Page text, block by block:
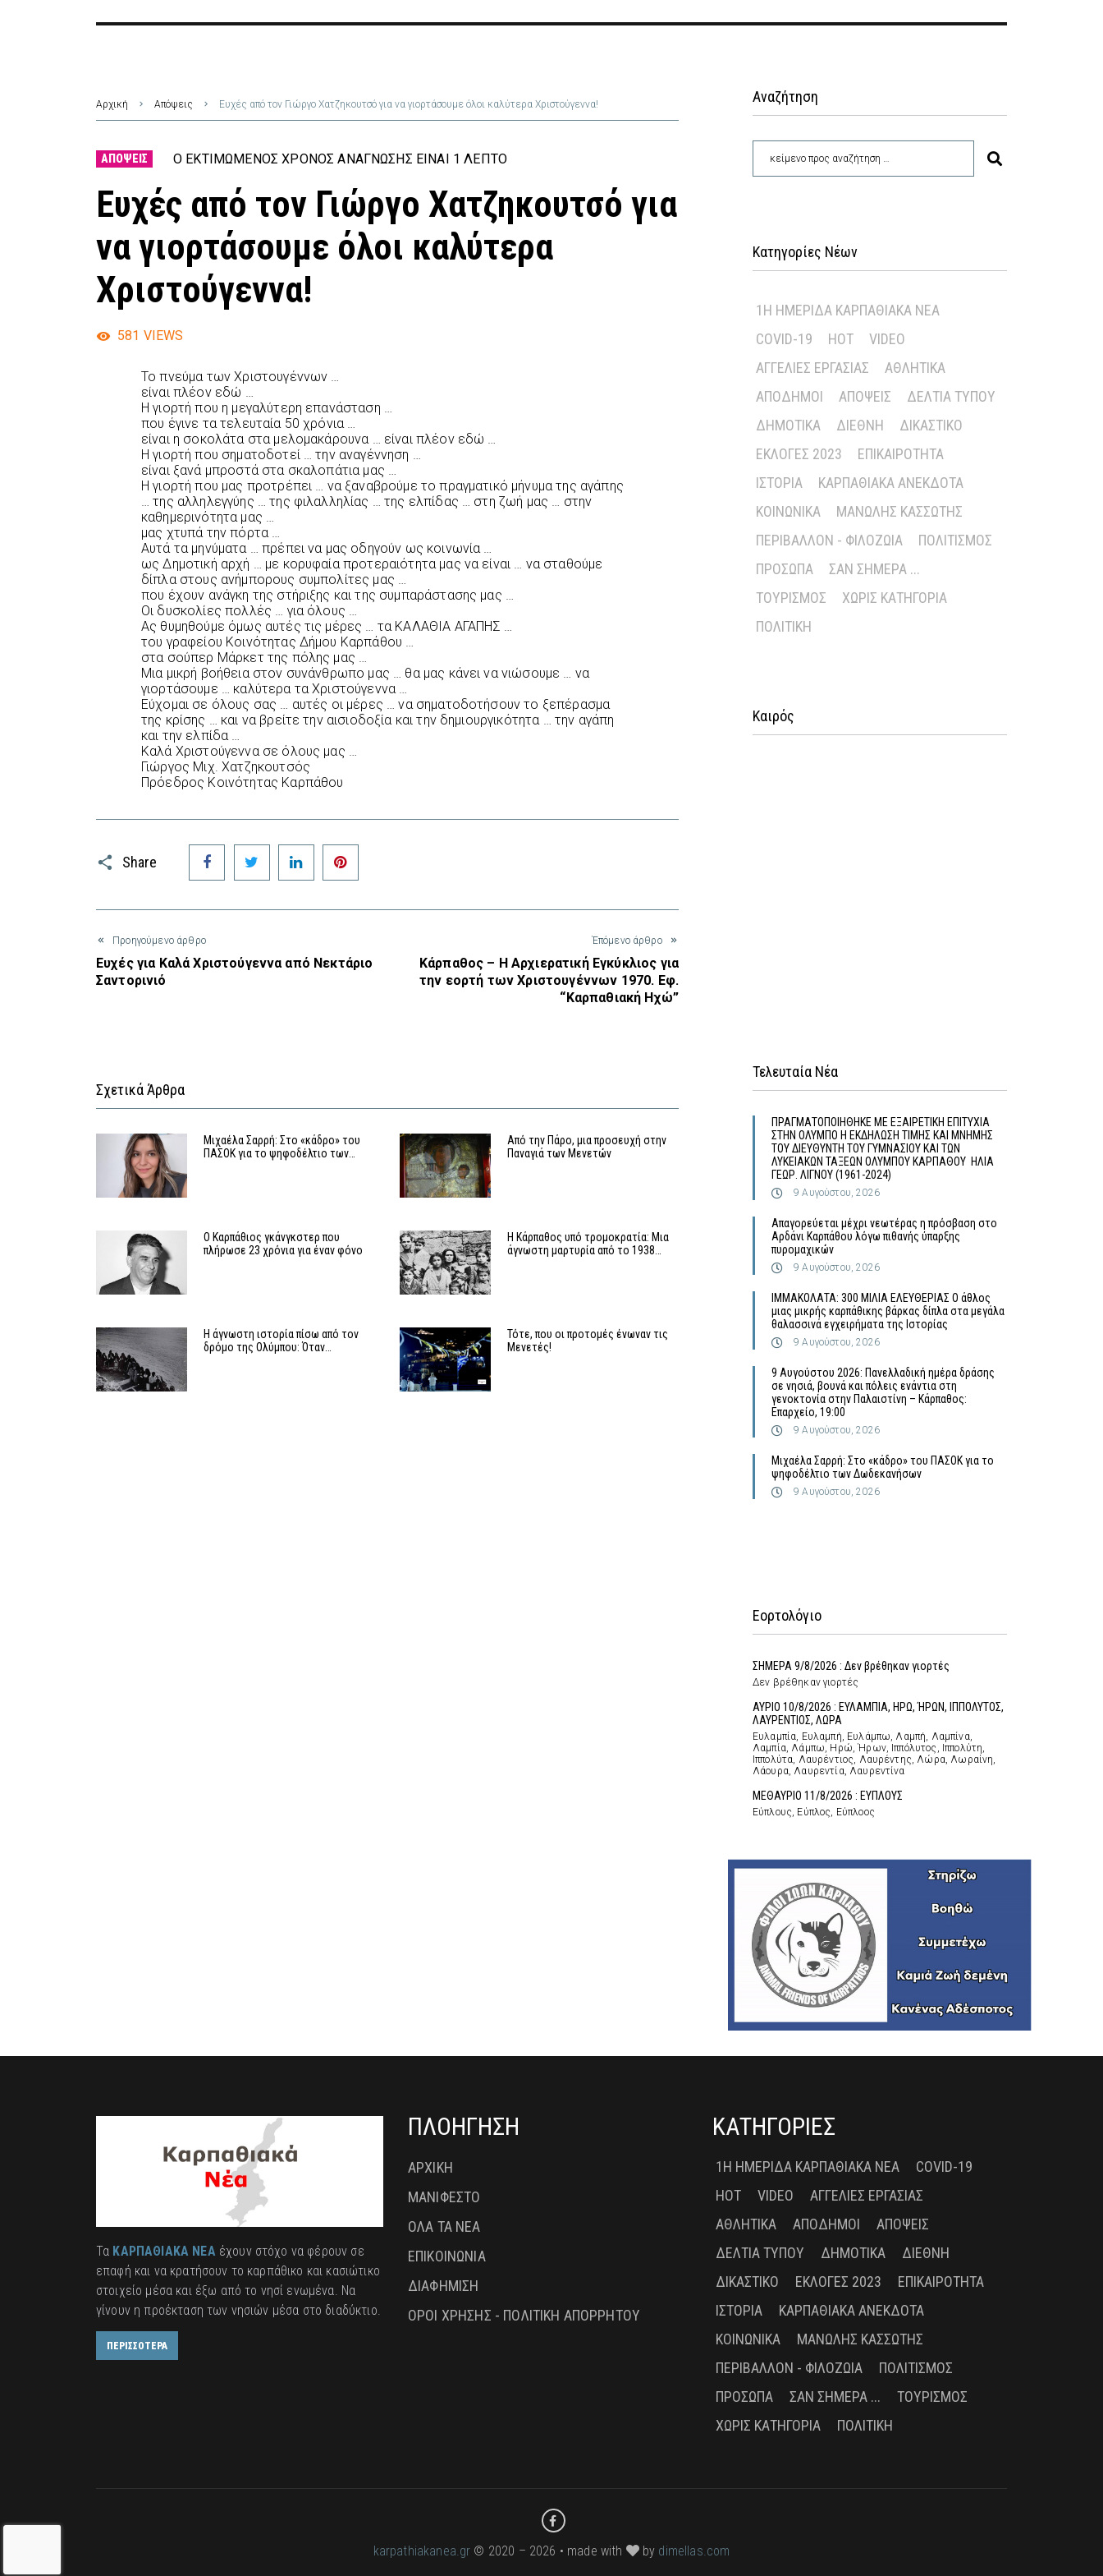
Αρχική Απόψεις Ευχές από τον Γιώργο Χατζηκουτσό για να γιορτάσουμε όλοι καλύτερα Χριστούγεννα!
ΑΠΌΨΕΙΣ Ο ΕΚΤΙΜΏΜΕΝΟΣ ΧΡΌΝΟΣ ΑΝΆΓΝΩΣΗΣ ΕΊΝΑΙ 1 ΛΕΠΤΌ
Ευχές από τον Γιώργο Χατζηκουτσό για
να γιορτάσουμε όλοι καλύτερα
Χριστούγεννα!
581 VIEWS
Το πνεύμα των Χριστουγέννων …
είναι πλέον εδώ …
Η γιορτή που η μεγαλύτερη επανάσταση …
που έγινε τα τελευταία 50 χρόνια …
είναι η σοκολάτα στα μελομακάρουνα … είναι πλέον εδώ …
Η γιορτή που σηματοδοτεί … την αναγέννηση …
είναι ξανά μπροστά στα σκαλοπάτια μας …
Η γιορτή που μας προτρέπει … να ξαναβρούμε το πραγματικό μήνυμα της αγάπης
… της αλληλεγγύης … της φιλαλληλίας … της ελπίδας … στη ζωή μας … στην
καθημερινότητα μας …
μας χτυπά την πόρτα …
Αυτά τα μηνύματα … πρέπει να μας οδηγούν ως κοινωνία …
ως Δημοτική αρχή … με κορυφαία προτεραιότητα μας να είναι … να σταθούμε
δίπλα στους ανήμπορους συμπολίτες μας …
που έχουν ανάγκη της στήριξης και της συμπαράστασης μας …
Οι δυσκολίες πολλές … για όλους …
Ας θυμηθούμε όμως αυτές τις μέρες … τα ΚΑΛΑΘΙΑ ΑΓΑΠΗΣ …
του γραφείου Κοινότητας Δήμου Καρπάθου …
στα σούπερ Μάρκετ της πόλης μας …
Μια μικρή βοήθεια στον συνάνθρωπο μας … θα μας κάνει να νιώσουμε … να
γιορτάσουμε … καλύτερα τα Χριστούγεννα …
Εύχομαι σε όλους σας … αυτές οι μέρες … να σηματοδοτήσουν το ξεπέρασμα
της κρίσης … και να βρείτε την αισιοδοξία και την δημιουργικότητα … την αγάπη
και την ελπίδα …
Καλά Χριστούγεννα σε όλους μας …
Γιώργος Μιχ. Χατζηκουτσός
Πρόεδρος Κοινότητας Καρπάθου
Share
Facebook Twitter LinkedIn
Προηγούμενο άρθρο
Ευχές για Καλά Χριστούγεννα από Νεκτάριο
Σαντορινιό
Έπόμενο άρθρο
Κάρπαθος – Η Αρχιερατική Εγκύκλιος για
την εορτή των Χριστουγέννων 1970. Εφ.
“Καρπαθιακή Ηχώ”
Σχετικά Άρθρα
Μιχαέλα Σαρρή: Στο «κάδρο» του
ΠΑΣΟΚ για το ψηφοδέλτιο των…
Από την Πάρο, μια προσευχή στην
Παναγιά των Μενετών
Ο Καρπάθιος γκάνγκστερ που
πλήρωσε 23 χρόνια για έναν φόνο
Η Κάρπαθος υπό τρομοκρατία: Μια
άγνωστη μαρτυρία από το 1938…
Η άγνωστη ιστορία πίσω από τον
δρόμο της Ολύμπου: Όταν…
Τότε, που οι προτομές ένωναν τις
Μενετές!
Αναζήτηση
Κατηγορίες Νέων
1Η ΗΜΕΡΊΔΑ ΚΑΡΠΑΘΙΑΚΆ ΝΈΑ
COVID-19
HOT
VIDEO
ΑΓΓΕΛΊΕΣ ΕΡΓΑΣΊΑΣ
ΑΘΛΗΤΙΚΆ
ΑΠΌΔΗΜΟΙ
ΑΠΌΨΕΙΣ
ΔΕΛΤΊΑ ΤΎΠΟΥ
ΔΗΜΟΤΙΚΆ
ΔΙΕΘΝΉ
ΔΙΚΑΣΤΙΚΌ
ΕΚΛΟΓΈΣ 2023
ΕΠΙΚΑΙΡΌΤΗΤΑ
ΙΣΤΟΡΊΑ
ΚΑΡΠΑΘΙΑΚΆ ΑΝΈΚΔΟΤΑ
ΚΟΙΝΩΝΙΚΆ
ΜΑΝΏΛΗΣ ΚΑΣΣΏΤΗΣ
ΠΕΡΙΒΆΛΛΟΝ - ΦΙΛΟΖΩΊΑ
ΠΟΛΙΤΙΣΜΌΣ
ΠΡΌΣΩΠΑ
ΣΑΝ ΣΉΜΕΡΑ ...
ΤΟΥΡΙΣΜΌΣ
ΧΩΡΊΣ ΚΑΤΗΓΟΡΊΑ
ΠΟΛΙΤΙΚΉ
Καιρός
Τελευταία Νέα
ΠΡΑΓΜΑΤΟΠΟΙΗΘΗΚΕ ΜΕ ΕΞΑΙΡΕΤΙΚΗ ΕΠΙΤΥΧΙΑ
ΣΤΗΝ ΟΛΥΜΠΟ Η ΕΚΔΗΛΩΣΗ ΤΙΜΗΣ ΚΑΙ ΜΝΗΜΗΣ
ΤΟΥ ΔΙΕΥΘΥΝΤΗ ΤΟΥ ΓΥΜΝΑΣΙΟΥ ΚΑΙ ΤΩΝ
ΛΥΚΕΙΑΚΩΝ ΤΑΞΕΩΝ ΟΛΥΜΠΟΥ ΚΑΡΠΑΘΟΥ ΗΛΙΑ
ΓΕΩΡ. ΛΙΓΝΟΥ (1961-2024)
9 Αυγούστου, 2026
Απαγορεύεται μέχρι νεωτέρας η πρόσβαση στο
Αρδάνι Καρπάθου λόγω πιθανής ύπαρξης
πυρομαχικών
9 Αυγούστου, 2026
ΙΜΜΑΚΟΛΑΤΑ: 300 ΜΙΛΙΑ ΕΛΕΥΘΕΡΙΑΣ Ο άθλος
μιας μικρής καρπάθικης βάρκας δίπλα στα μεγάλα
θαλασσινά εγχειρήματα της Ιστορίας
9 Αυγούστου, 2026
9 Αυγούστου 2026: Πανελλαδική ημέρα δράσης
σε νησιά, βουνά και πόλεις ενάντια στη
γενοκτονία στην Παλαιστίνη – Κάρπαθος:
Επαρχείο, 19:00
9 Αυγούστου, 2026
Μιχαέλα Σαρρή: Στο «κάδρο» του ΠΑΣΟΚ για το
ψηφοδέλτιο των Δωδεκανήσων
9 Αυγούστου, 2026
Εορτολόγιο
ΣΗΜΕΡΑ 9/8/2026 : Δεν βρέθηκαν γιορτές
Δεν βρέθηκαν γιορτές
ΑΥΡΙΟ 10/8/2026 : ΕΥΛΑΜΠΙΑ, ΗΡΩ, ΉΡΩΝ, ΙΠΠΟΛΥΤΟΣ,
ΛΑΥΡΕΝΤΙΟΣ, ΛΩΡΑ
Ευλαμπία, Ευλαμπή, Ευλάμπω, Λαμπή, Λαμπίνα,
Λαμπία, Λάμπω, Ηρώ, Ήρων, Ιππόλυτος, Ιππολύτη,
Ιππολύτα, Λαυρέντιος, Λαυρέντης, Λώρα, Λωραίνη,
Λάουρα, Λαυρεντία, Λαυρεντίνα
ΜΕΘΑΥΡΙΟ 11/8/2026 : ΕΥΠΛΟΥΣ
Εύπλους, Εύπλος, Εύπλοος
Τα ΚΑΡΠΑΘΙΑΚΑ ΝΕΑέχουν στόχο να φέρουν σε
επαφή και να κρατήσουν το καρπάθικο και κασιώτικο
στοιχείο μέσα και έξω από το νησί ενωμένα. Να
γίνουν η προέκταση των νησιών μέσα στο διαδύκτιο.
ΠΕΡΙΣΣΟΤΕΡΑ
ΠΛΟΗΓΗΣΗ
ΑΡΧΙΚΗ
ΜΑΝΙΦΕΣΤΟ
ΟΛΑ ΤΑ ΝΕΑ
ΕΠΙΚΟΙΝΩΝΙΑ
ΔΙΑΦΗΜΙΣΗ
ΟΡΟΙ ΧΡΗΣΗΣ - ΠΟΛΙΤΙΚΗ ΑΠΟΡΡΗΤΟΥ
ΚΑΤΗΓΟΡΙΕΣ
1Η ΗΜΕΡΊΔΑ ΚΑΡΠΑΘΙΑΚΆ ΝΈΑ
COVID-19
HOT
VIDEO
ΑΓΓΕΛΊΕΣ ΕΡΓΑΣΊΑΣ
ΑΘΛΗΤΙΚΆ
ΑΠΌΔΗΜΟΙ
ΑΠΌΨΕΙΣ
ΔΕΛΤΊΑ ΤΎΠΟΥ
ΔΗΜΟΤΙΚΆ
ΔΙΕΘΝΉ
ΔΙΚΑΣΤΙΚΌ
ΕΚΛΟΓΈΣ 2023
ΕΠΙΚΑΙΡΌΤΗΤΑ
ΙΣΤΟΡΊΑ
ΚΑΡΠΑΘΙΑΚΆ ΑΝΈΚΔΟΤΑ
ΚΟΙΝΩΝΙΚΆ
ΜΑΝΏΛΗΣ ΚΑΣΣΏΤΗΣ
ΠΕΡΙΒΆΛΛΟΝ - ΦΙΛΟΖΩΊΑ
ΠΟΛΙΤΙΣΜΌΣ
ΠΡΌΣΩΠΑ
ΣΑΝ ΣΉΜΕΡΑ ...
ΤΟΥΡΙΣΜΌΣ
ΧΩΡΊΣ ΚΑΤΗΓΟΡΊΑ
ΠΟΛΙΤΙΚΉ
karpathiakanea.gr © 2020 – 2026 • made with by dimellas.com